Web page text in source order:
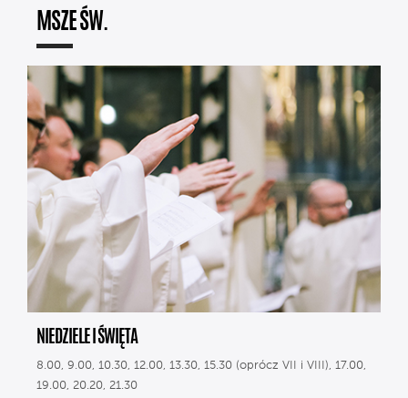
MSZE ŚW.
NIEDZIELE I ŚWIĘTA
8.00, 9.00, 10.30, 12.00, 13.30, 15.30 (oprócz VII i VIII), 17.00,
19.00, 20.20, 21.30